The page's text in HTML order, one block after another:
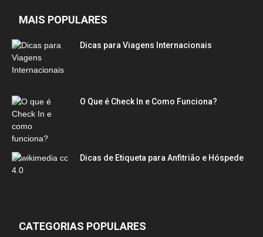
MAIS POPULARES
Dicas para Viagens Internacionais
O Que é Check In e Como Funciona?
Dicas de Etiqueta para Anfitrião e Hóspede
CATEGORIAS POPULARES